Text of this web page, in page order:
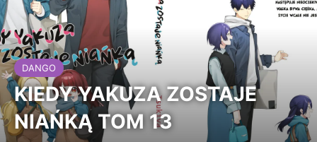
DANGO
KIEDY YAKUZA ZOSTAJE
NIAŃKĄ TOM 13